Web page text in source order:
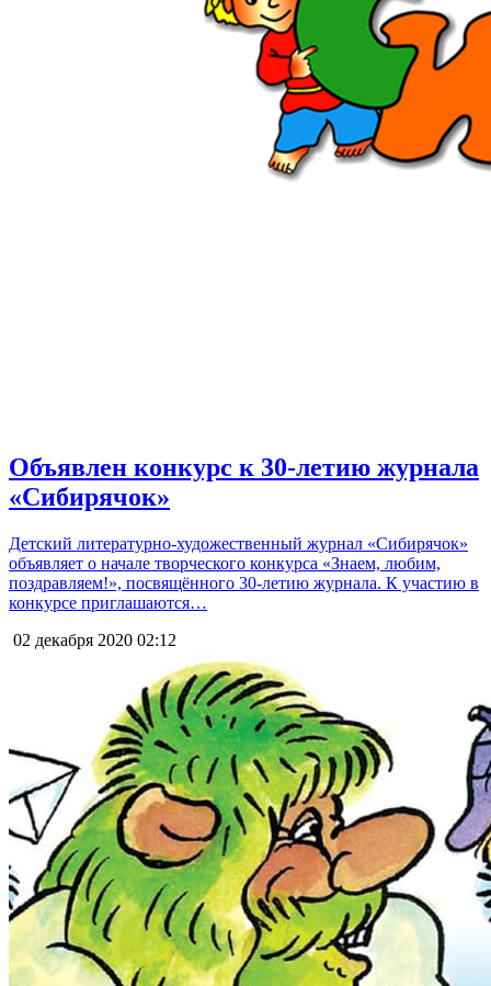
Объявлен конкурс к 30-летию журнала
«Сибирячок»
Детский литературно-художественный журнал «Сибирячок»
объявляет о начале творческого конкурса «Знаем, любим,
поздравляем!», посвящённого 30-летию журнала. К участию в
конкурсе приглашаются…
02 декабря 2020 02:12